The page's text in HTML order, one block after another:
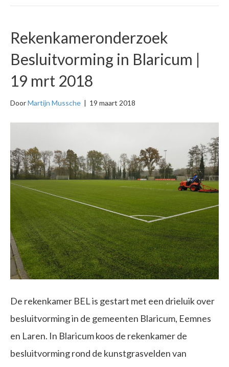
Rekenkameronderzoek
Besluitvorming in Blaricum |
19 mrt 2018
DoorMartijn Mussche | 19 maart 2018
De rekenkamer BEL is gestart met een drieluik over
besluitvorming in de gemeenten Blaricum, Eemnes
en Laren. In Blaricum koos de rekenkamer de
besluitvorming rond de kunstgrasvelden van